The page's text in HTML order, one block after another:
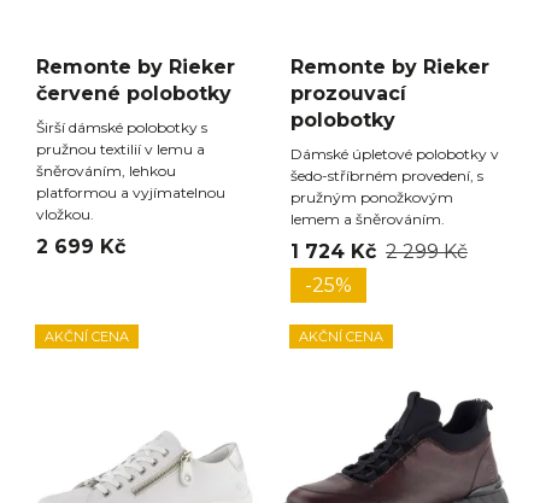
Remonte by Rieker
červené polobotky
Širší dámské polobotky s
pružnou textilií v lemu a
šněrováním, lehkou
platformou a vyjímatelnou
vložkou.
2 699 Kč
Remonte by Rieker
prozouvací
polobotky
Dámské úpletové polobotky v
šedo-stříbrném provedení, s
pružným ponožkovým
lemem a šněrováním.
1 724 Kč 2 299 Kč
-25%
AKČNÍ CENA AKČNÍ CENA